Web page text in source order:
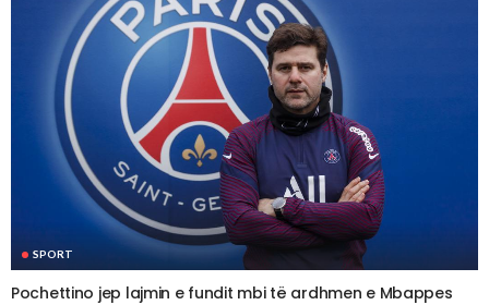
SPORT
Pochettino jep lajmin e fundit mbi të ardhmen e Mbappes